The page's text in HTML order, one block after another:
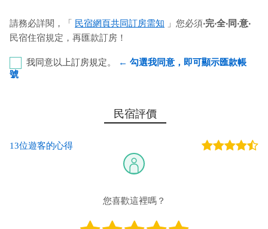
請務必詳閱，「 民宿網頁共同訂房需知 」您必須‧完‧全‧同‧意‧
民宿住宿規定，再匯款訂房！
我同意以上訂房規定。
← 勾選我同意，即可顯示匯款帳
號
第一銀行-恆春分行 代號：007 帳號：753-68-028615 戶
您也可以利用這幾個常用的網路ATM匯款： [ 郵局ATM ]、 [彰銀
民宿評價
13位遊客的心得
您喜歡這裡嗎？